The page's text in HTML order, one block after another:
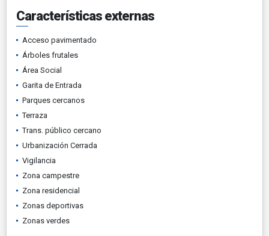
Características externas
Acceso pavimentado
Árboles frutales
Área Social
Garita de Entrada
Parques cercanos
Terraza
Trans. público cercano
Urbanización Cerrada
Vigilancia
Zona campestre
Zona residencial
Zonas deportivas
Zonas verdes